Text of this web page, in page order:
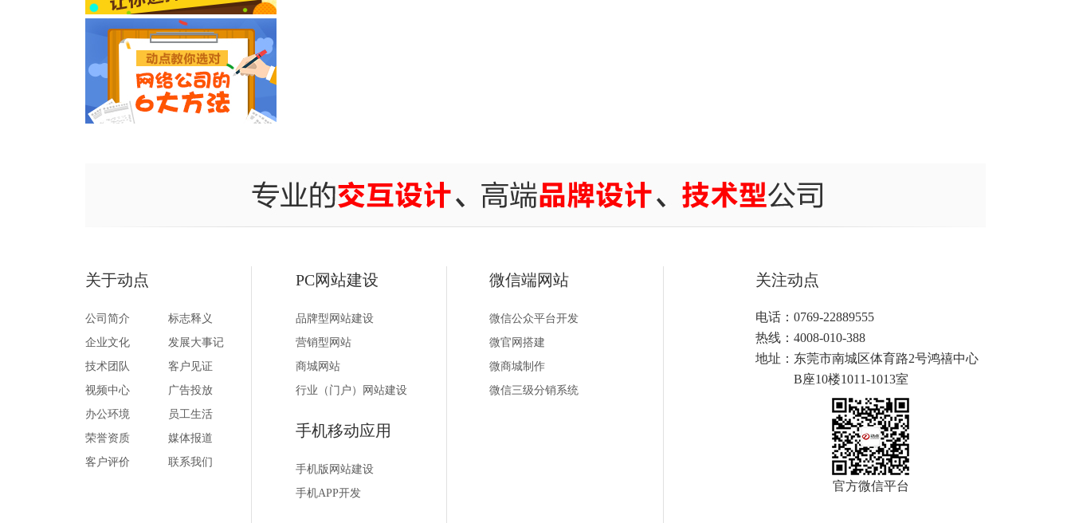
关于动点
公司简介
标志释义
企业文化
发展大事记
技术团队
客户见证
视频中心
广告投放
办公环境
员工生活
荣誉资质
媒体报道
客户评价
联系我们
PC网站建设
品牌型网站建设
营销型网站
商城网站
行业（门户）网站建设
手机移动应用
手机版网站建设
手机APP开发
微信端网站
微信公众平台开发
微官网搭建
微商城制作
微信三级分销系统
关注动点
电话：0769-22889555
热线：4008-010-388
地址： 东莞市南城区体育路2号鸿禧中心
B座10楼1011-1013室
官方微信平台